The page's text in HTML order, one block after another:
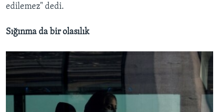
edilemez" dedi.
Sığınma da bir olasılık